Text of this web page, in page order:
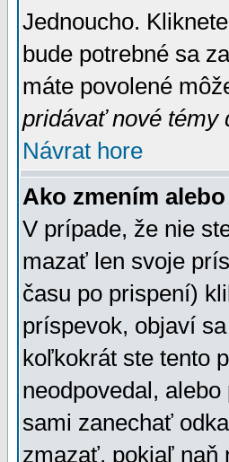
Jednoucho.
bude potrebné sa
máte povolené
pridávať nové témy
Návrat hore
Ako zmením
V prípade, že nie
mazať len svoje
času po prispení)
príspevok, objaví
koľkokrát ste tento
neodpovedal,
sami zanechať
zmazať, pokiaľ naň